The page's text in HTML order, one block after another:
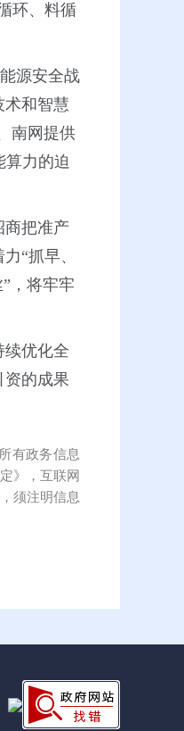
环、料循
源安全战
术和智慧
南网提供
力的迫
商把准产
“抓早、
，将牢牢
续优化全
资的成果
有政务信息
》，互联网
须注明信息